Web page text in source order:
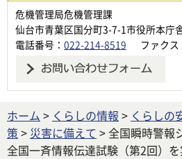
危機管理局危機管理課
仙台市青葉区国分町3-7-1市役所本庁
電話番号： 022-214-8519 ファク
ホーム > くらしの情報 > くらしの
策 > 災害に備えて > 全国瞬時警報
全国一斉情報伝達試験（第2回）